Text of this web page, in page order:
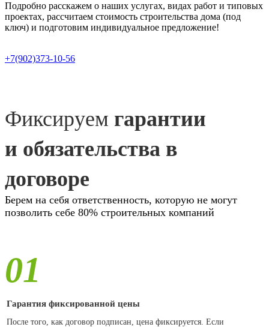
Подробно расскажем о наших услугах, видах работ и типовых
проектах, рассчитаем стоимость строительства дома (под
ключ) и подготовим индивидуальное предложение!
+7(902)373-10-56
Фиксируем гарантии
и обязательства в
договоре
Берем на себя ответственность, которую не могут
позволить себе 80% строительных компаний
01
Гарантия фиксированной цены
После того, как договор подписан, цена фиксируется. Если